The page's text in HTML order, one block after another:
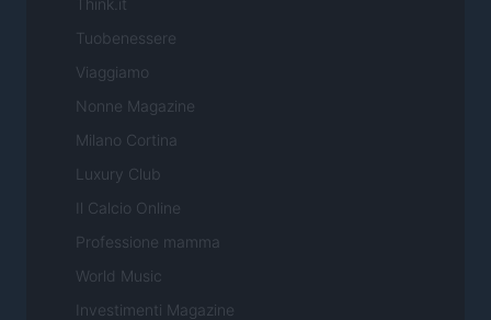
Tuobenessere
Viaggiamo
Nonne Magazine
Milano Cortina
Luxury Club
Il Calcio Online
Professione mamma
World Music
Investimenti Magazine